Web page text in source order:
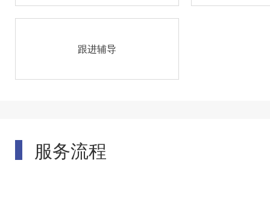
跟进辅导
服务流程